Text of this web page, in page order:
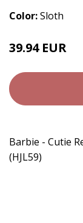
Color:Sloth
39.94 EUR
Barbie - Cutie
(HJL59)